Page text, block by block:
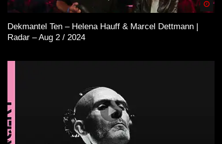
Dekmantel Ten – Helena Hauff & Marcel Dettmann |
Radar – Aug 2 / 2024